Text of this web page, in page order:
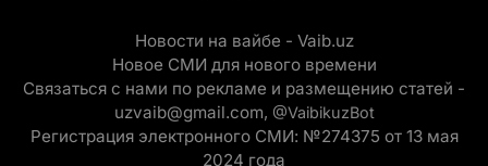
Новости на вайбе - Vaib.uz
Новое СМИ для нового времени
Связаться с нами по рекламе и размещению статей -
uzvaib@gmail.com, @VaibikuzBot
Регистрация электронного СМИ: №274375 от 13 мая
2024 года